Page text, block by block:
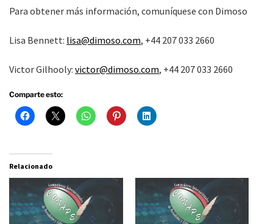
Para obtener más información, comuníquese con Dimoso
Lisa Bennett: lisa@dimoso.com, +44 207 033 2660
Victor Gilhooly: victor@dimoso.com, +44 207 033 2660
Comparte esto:
Relacionado